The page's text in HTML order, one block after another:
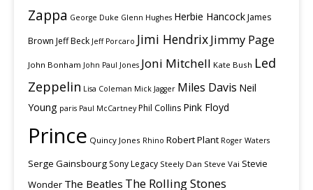
Zappa George Duke Glenn Hughes Herbie HancockJames
Brown Jeff Beck Jeff Porcaro Jimi HendrixJimmy Page
John Bonham John Paul Jones Joni Mitchell Kate Bush Led
Zeppelin Lisa Coleman Mick Jagger Miles Davis Neil
Young paris Paul McCartney Phil Collins Pink Floyd
Prince Quincy Jones Rhino Robert Plant Roger Waters
Serge Gainsbourg Sony Legacy Steely Dan Steve Vai Stevie
Wonder The Beatles The Rolling Stones